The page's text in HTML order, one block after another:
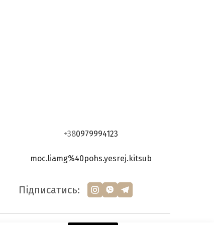
+380979994123
moc.liamg%40pohs.yesrej.kitsub
Підписатись: